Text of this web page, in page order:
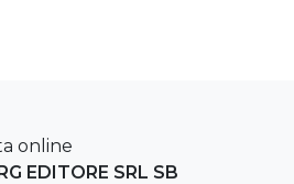
online
EDITORE SRL SB